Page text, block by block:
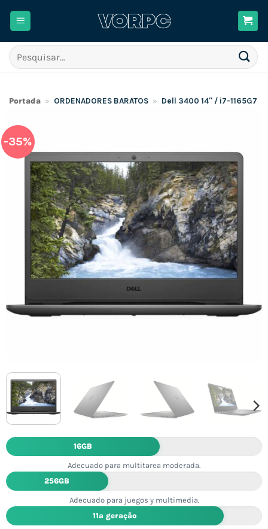
Pesquisar
por:
Portada » ORDENADORES BARATOS » Dell 3400 14″ / i7-1165G7
-35%
16GB
Adecuado para multitarea moderada.
256GB
Adecuado para juegos y multimedia.
11ª geração